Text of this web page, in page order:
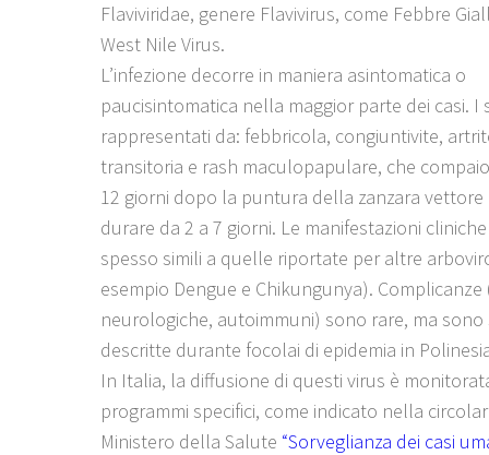
Flaviviridae, genere Flavivirus, come Febbre
West Nile Virus.
L’infezione decorre in maniera asintomatica o
paucisintomatica nella maggior parte dei casi. I
rappresentati da: febbricola, congiuntivite,
transitoria e rash maculopapulare, che
12 giorni dopo la puntura della zanzara
durare da 2 a 7 giorni. Le manifestazioni
spesso simili a quelle riportate per altre
esempio Dengue e Chikungunya). Complicanze
neurologiche, autoimmuni) sono rare, ma
descritte durante focolai di epidemia in
In Italia, la diffusione di questi virus è
programmi specifici, come indicato nella
Ministero della Salute “Sorveglianza dei casi